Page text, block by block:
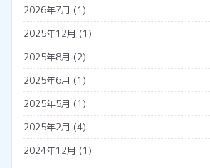
メタバース
広告収入
勤怠管理システム
名義変更
税金
調査票
外国人雇用
外国人の年金
外国人の雇用方法
2026年7月 (1)
2025年12月 (1)
2025年8月 (2)
2025年6月 (1)
2025年5月 (1)
2025年2月 (4)
2024年12月 (1)